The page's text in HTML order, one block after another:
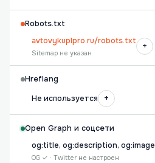
Robots.txt
avtovykuplpro.ru/robots.txt
Sitemap не указан
+
Hreflang
Не используется
+
Open Graph и соцсети
og:title, og:description, og:image
OG ✓ · Twitter не настроен